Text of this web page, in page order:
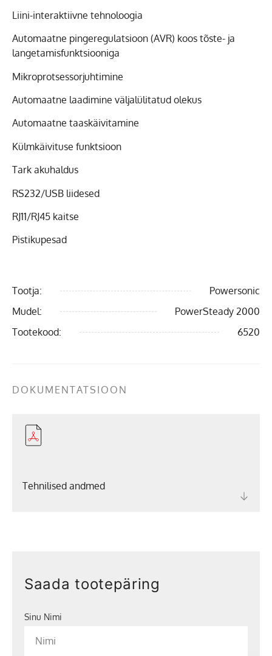
Liini-interaktiivne tehnoloogia
Automaatne pingeregulatsioon (AVR) koos tõste- ja
langetamisfunktsiooniga
Mikroprotsessorjuhtimine
Automaatne laadimine väljalülitatud olekus
Automaatne taaskäivitamine
Külmkäivituse funktsioon
Tark akuhaldus
RS232/USB liidesed
RJ11/RJ45 kaitse
Pistikupesad
Tootja:
Powersonic
Mudel:
PowerSteady 2000
Tootekood:
6520
DOKUMENTATSIOON
Tehnilised andmed
Saada tootepäring
Sinu Nimi